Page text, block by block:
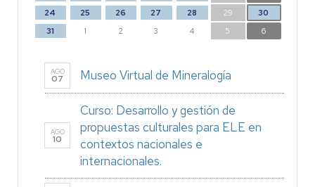
24
25 26 27 28 29
30
31
1 2 3 4 5 6
AGO
07 Museo Virtual de Mineralogía
AGO
10
Curso: Desarrollo y gestión de
propuestas culturales para ELE en
contextos nacionales e
internacionales.